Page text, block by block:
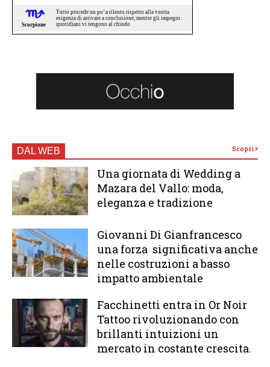
DAL WEB Scopri
Una giornata di Wedding a
Mazara del Vallo: moda,
eleganza e tradizione
Giovanni Di Gianfrancesco
una forza significativa anche
nelle costruzioni a basso
impatto ambientale
Facchinetti entra in Or Noir
Tattoo rivoluzionando con
brillanti intuizioni un
mercato in costante crescita.